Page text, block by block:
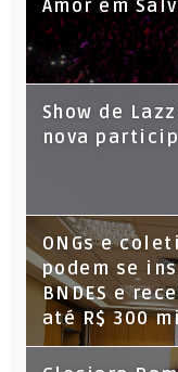
Amor em
Show de
nova
ONGs e
podem se
BNDES e
até R$ 300